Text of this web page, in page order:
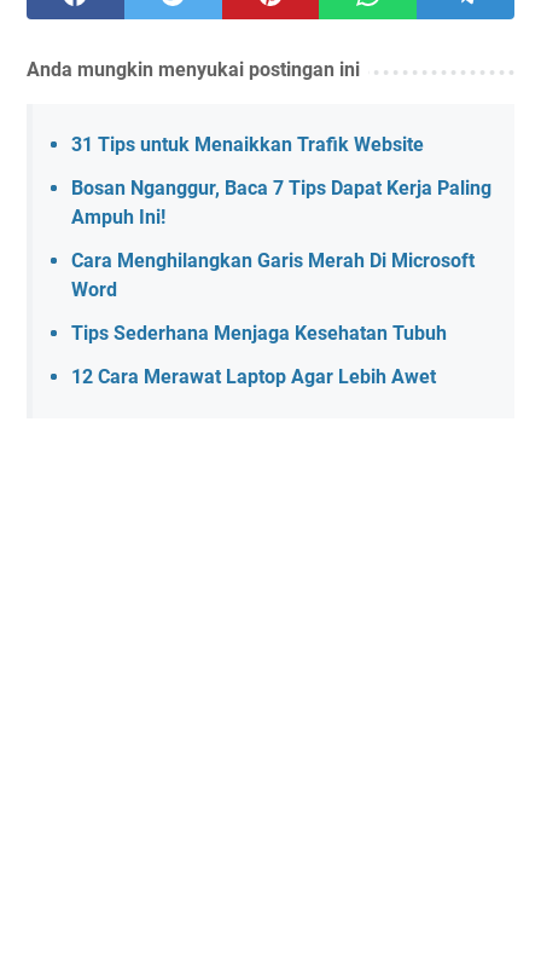
Anda mungkin menyukai postingan ini
31 Tips untuk Menaikkan Trafik Website
Bosan Nganggur, Baca 7 Tips Dapat Kerja Paling
Ampuh Ini!
Cara Menghilangkan Garis Merah Di Microsoft
Word
Tips Sederhana Menjaga Kesehatan Tubuh
12 Cara Merawat Laptop Agar Lebih Awet